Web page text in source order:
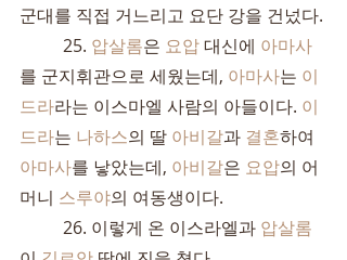
군대를 직접 거느리고 요단 강을 건넜다.
	25.
압살롬은 요압 대신에 아마사
를 군지휘관으로 세웠는데, 아마사는 이
드라라는 이스마엘 사람의 아들이다. 이
드라는 나하스의 딸 아비갈과 결혼하여
아마사를 낳았는데, 아비갈은 요압의 어
머니 스루야의 여동생이다.
	26. 이렇게 온 이스라엘과
압살롬